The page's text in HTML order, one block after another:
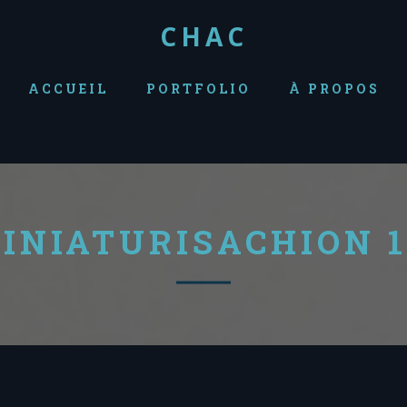
CHAC
ACCUEIL PORTFOLIO À PROPOS